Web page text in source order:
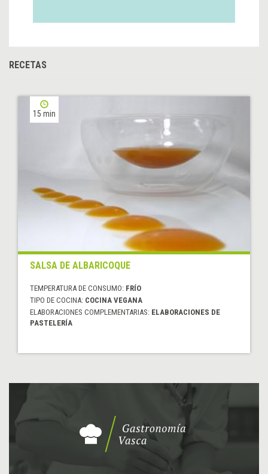
RECETAS
15 min
SALSA DE ALBARICOQUE
TEMPERATURA DE CONSUMO: FRÍO
TIPO DE COCINA: COCINA VEGANA
ELABORACIONES COMPLEMENTARIAS: ELABORACIONES DE
PASTELERÍA